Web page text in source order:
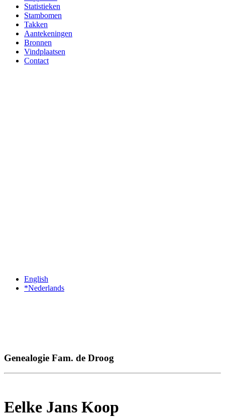
Statistieken
Stambomen
Takken
Aantekeningen
Bronnen
Vindplaatsen
Contact
English
*Nederlands
Genealogie Fam. de Droog
Eelke Jans Koop